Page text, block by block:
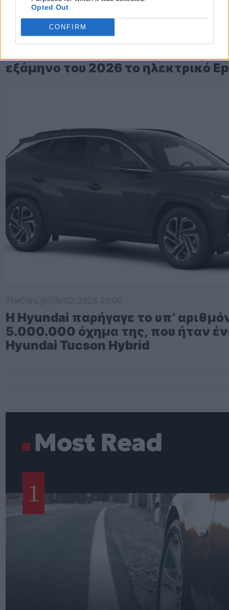
Opted Out
CONFIRM
TheCars.gr|10/02/2026 19:00
Η Skoda θα παρουσιάσει στο
εξάμηνο του 2026 το ηλεκτρικό
Η Hyundai παρήγαγε το υπ’
5.000.000 όχημα της, που ήταν
Hyundai Tucson Hybrid
Most Read
1